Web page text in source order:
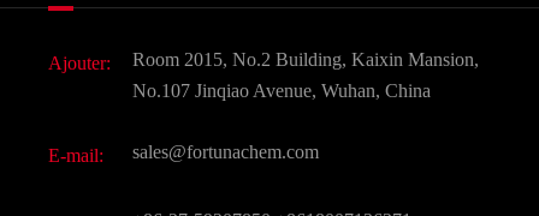
Saveurs et parfums
CAS chimiques
Ajouter:
Room 2015, No.2 Building, Kaixin Mansion,
No.107 Jinqiao Avenue, Wuhan, China
E-mail: sales@fortunachem.com